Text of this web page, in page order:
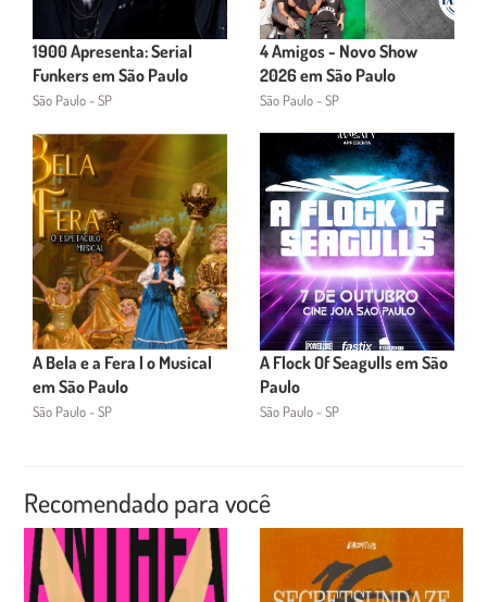
1900 Apresenta: Serial
Funkers em São Paulo
São Paulo - SP
4 Amigos - Novo Show
2026 em São Paulo
São Paulo - SP
A Bela e a Fera | o Musical
em São Paulo
São Paulo - SP
A Flock Of Seagulls em São
Paulo
São Paulo - SP
Recomendado para você